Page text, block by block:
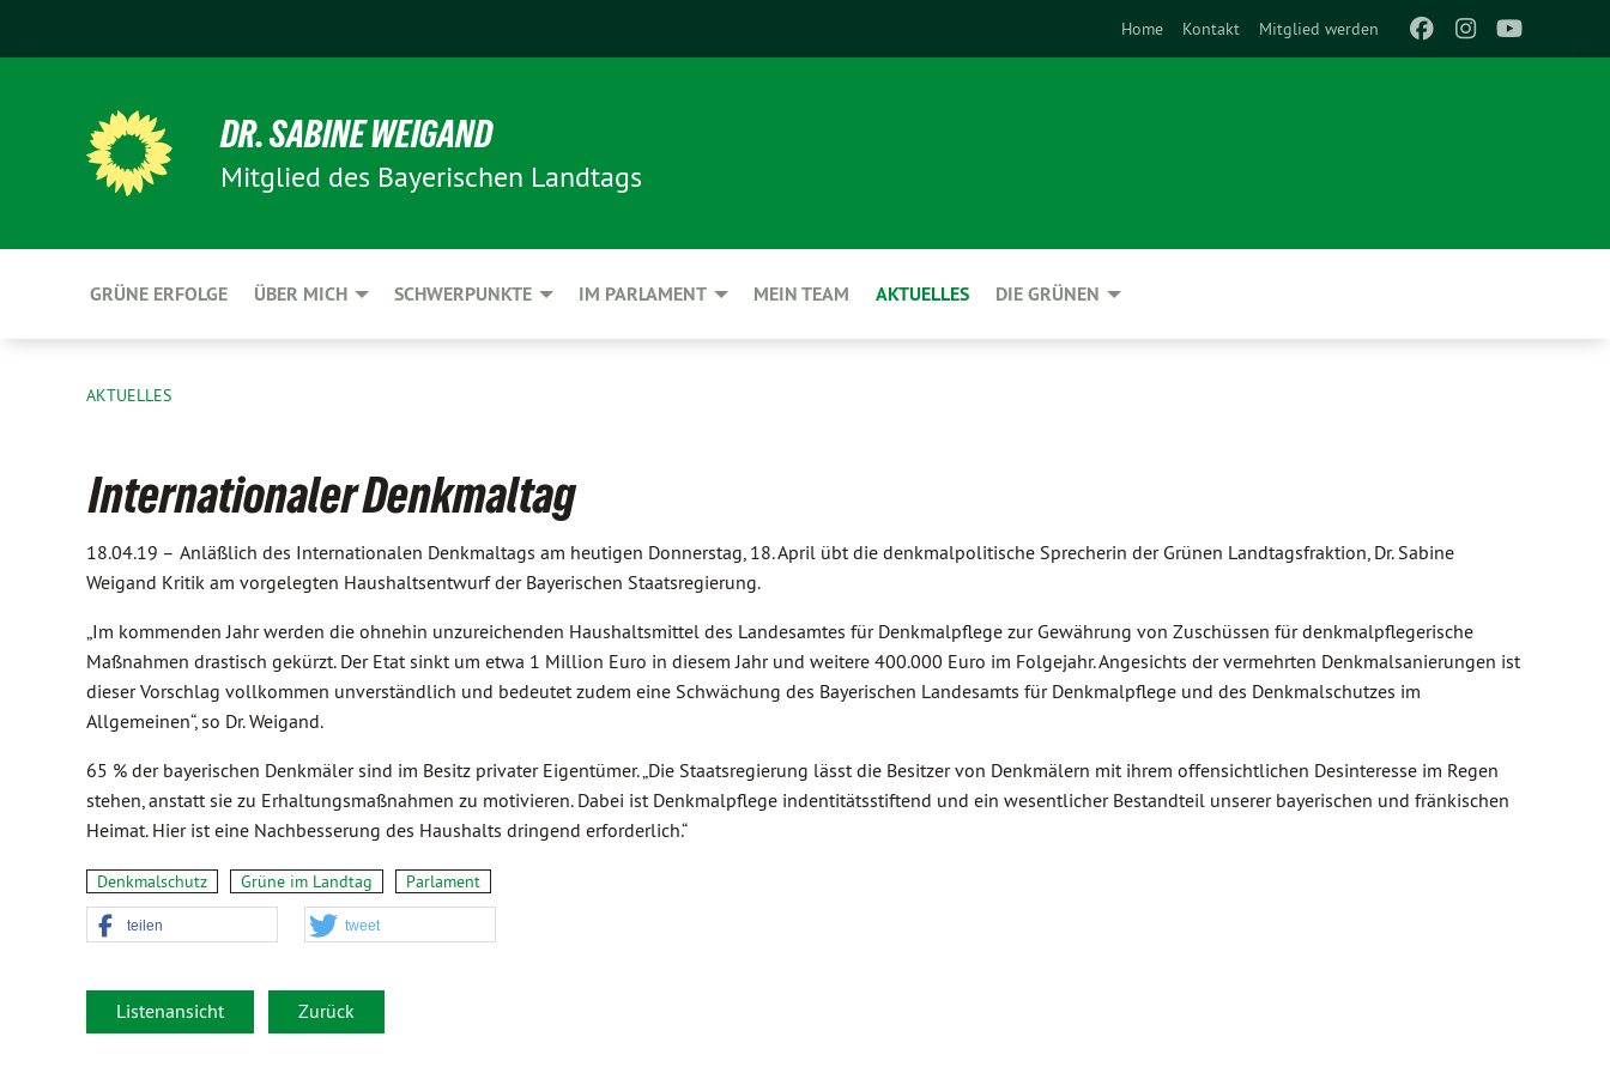
Home Kontakt Mitglied werden
DR. SABINE WEIGAND
Mitglied des Bayerischen Landtags
GRÜNE ERFOLGE ÜBER MICH SCHWERPUNKTE IM PARLAMENT MEIN TEAM AKTUELLES DIE GRÜNEN
AKTUELLES
Internationaler Denkmaltag
18.04.19 – Anläßlich des Internationalen Denkmaltags am heutigen Donnerstag, 18. April übt die denkmalpolitische Sprecherin der Grünen Landtagsfraktion, Dr. Sabine
Weigand Kritik am vorgelegten Haushaltsentwurf der Bayerischen Staatsregierung.
„Im kommenden Jahr werden die ohnehin unzureichenden Haushaltsmittel des Landesamtes für Denkmalpflege zur Gewährung von Zuschüssen für denkmalpflegerische
Maßnahmen drastisch gekürzt. Der Etat sinkt um etwa 1 Million Euro in diesem Jahr und weitere 400.000 Euro im Folgejahr. Angesichts der vermehrten Denkmalsanierungen ist
dieser Vorschlag vollkommen unverständlich und bedeutet zudem eine Schwächung des Bayerischen Landesamts für Denkmalpflege und des Denkmalschutzes im
Allgemeinen“, so Dr. Weigand.
65 % der bayerischen Denkmäler sind im Besitz privater Eigentümer. „Die Staatsregierung lässt die Besitzer von Denkmälern mit ihrem offensichtlichen Desinteresse im Regen
stehen, anstatt sie zu Erhaltungsmaßnahmen zu motivieren. Dabei ist Denkmalpflege indentitätsstiftend und ein wesentlicher Bestandteil unserer bayerischen und fränkischen
Heimat. Hier ist eine Nachbesserung des Haushalts dringend erforderlich.“
Denkmalschutz Grüne im Landtag Parlament
teilen tweet
Listenansicht Zurück